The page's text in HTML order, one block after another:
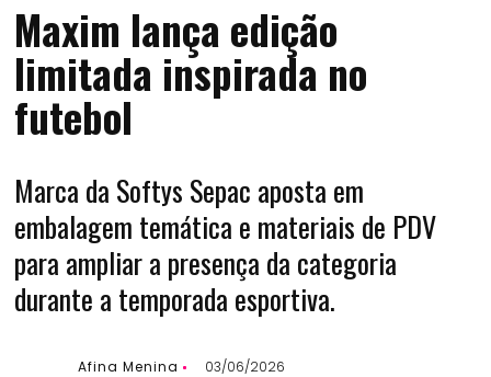
Maxim lança edição
limitada inspirada no
futebol
Marca da Softys Sepac aposta em
embalagem temática e materiais de PDV
para ampliar a presença da categoria
durante a temporada esportiva.
Afina Menina 03/06/2026